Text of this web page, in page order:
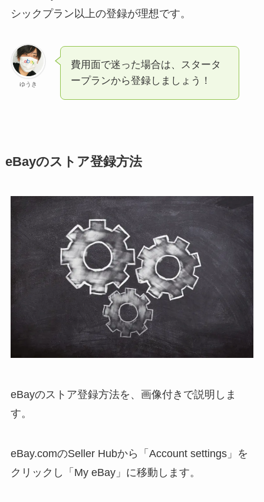
シックプラン以上の登録が理想です。
ゆうき
費用面で迷った場合は、スタータ
ープランから登録しましょう！
eBayのストア登録方法
eBayのストア登録方法を、画像付きで説明しま
す。
eBay.comのSeller Hubから「Account settings」を
クリックし「My eBay」に移動します。